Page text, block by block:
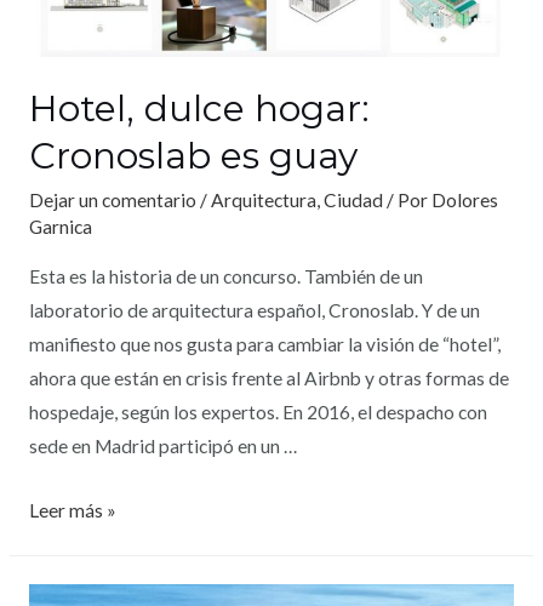
Hotel, dulce hogar:
Cronoslab es guay
Dejar un comentario /Arquitectura,Ciudad / Por Dolores
Garnica
Esta es la historia de un concurso. También de un
laboratorio de arquitectura español, Cronoslab. Y de un
manifiesto que nos gusta para cambiar la visión de “hotel”,
ahora que están en crisis frente al Airbnb y otras formas de
hospedaje, según los expertos. En 2016, el despacho con
sede en Madrid participó en un …
Leer más »